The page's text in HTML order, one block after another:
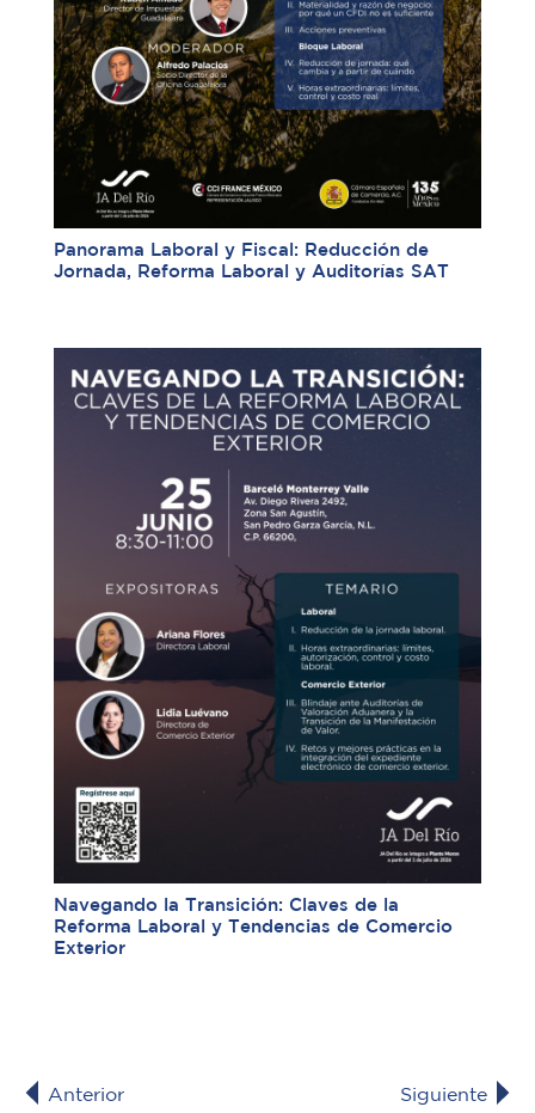
Panorama Laboral y Fiscal: Reducción de
Jornada, Reforma Laboral y Auditorías SAT
Navegando la Transición: Claves de la
Reforma Laboral y Tendencias de Comercio
Exterior
Anterior Siguiente